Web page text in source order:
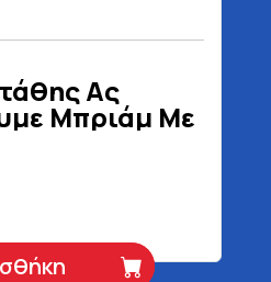
Ας
Μπριάμ Με
gr